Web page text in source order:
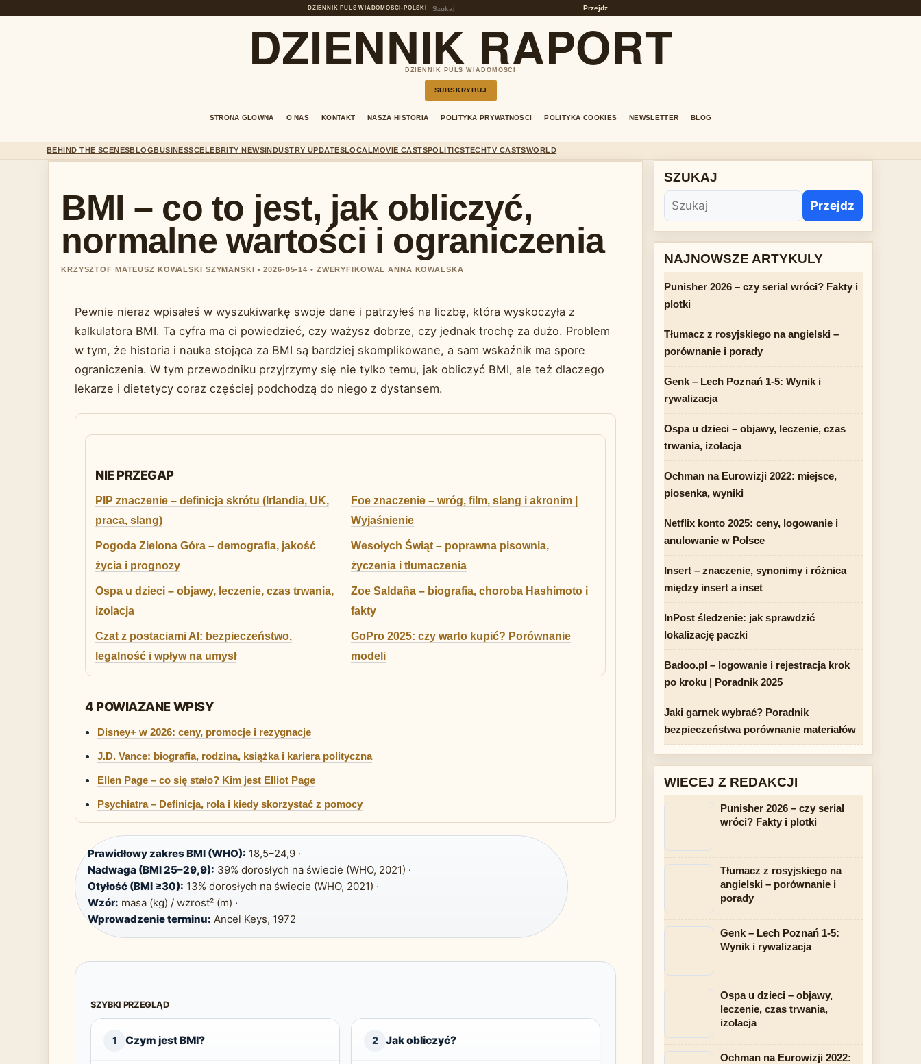
DZIENNIK PULS WIADOMOSCI• POLSKI Przejdz
DZIENNIK RAPORT
DZIENNIK PULS WIADOMOSCI
SUBSKRYBUJ
STRONA GLOWNA O NAS KONTAKT NASZA HISTORIA POLITYKA PRYWATNOSCI POLITYKA COOKIES NEWSLETTER BLOG
BEHIND THE SCENESBLOGBUSINESSCELEBRITY NEWSINDUSTRY UPDATESLOCALMOVIE CASTSPOLITICSTECHTV CASTSWORLD
BMI – co to jest, jak obliczyć,
normalne wartości i ograniczenia
KRZYSZTOF MATEUSZ KOWALSKI SZYMANSKI • 2026-05-14 • ZWERYFIKOWAL ANNA KOWALSKA
Pewnie nieraz wpisałeś w wyszukiwarkę swoje dane i patrzyłeś na liczbę, która wyskoczyła z
kalkulatora BMI. Ta cyfra ma ci powiedzieć, czy ważysz dobrze, czy jednak trochę za dużo. Problem
w tym, że historia i nauka stojąca za BMI są bardziej skomplikowane, a sam wskaźnik ma spore
ograniczenia. W tym przewodniku przyjrzymy się nie tylko temu, jak obliczyć BMI, ale też dlaczego
lekarze i dietetycy coraz częściej podchodzą do niego z dystansem.
NIE PRZEGAP
PIP znaczenie – definicja skrótu (Irlandia, UK,
praca, slang)
Foe znaczenie – wróg, film, slang i akronim |
Wyjaśnienie
Pogoda Zielona Góra – demografia, jakość
życia i prognozy
Wesołych Świąt – poprawna pisownia,
życzenia i tłumaczenia
Ospa u dzieci – objawy, leczenie, czas trwania,
izolacja
Zoe Saldaña – biografia, choroba Hashimoto i
fakty
Czat z postaciami AI: bezpieczeństwo,
legalność i wpływ na umysł
GoPro 2025: czy warto kupić? Porównanie
modeli
4 POWIAZANE WPISY
Disney+ w 2026: ceny, promocje i rezygnacje
J.D. Vance: biografia, rodzina, książka i kariera polityczna
Ellen Page – co się stało? Kim jest Elliot Page
Psychiatra – Definicja, rola i kiedy skorzystać z pomocy
Prawidłowy zakres BMI (WHO): 18,5–24,9 ·
Nadwaga (BMI 25–29,9): 39% dorosłych na świecie (WHO, 2021) ·
Otyłość (BMI ≥30): 13% dorosłych na świecie (WHO, 2021) ·
Wzór: masa (kg) / wzrost² (m) ·
Wprowadzenie terminu: Ancel Keys, 1972
SZYBKI PRZEGLĄD
1 Czym jest BMI? 2 Jak obliczyć?
SZUKAJ
Przejdz
NAJNOWSZE ARTYKULY
Punisher 2026 – czy serial wróci? Fakty i
plotki
Tłumacz z rosyjskiego na angielski –
porównanie i porady
Genk – Lech Poznań 1-5: Wynik i
rywalizacja
Ospa u dzieci – objawy, leczenie, czas
trwania, izolacja
Ochman na Eurowizji 2022: miejsce,
piosenka, wyniki
Netflix konto 2025: ceny, logowanie i
anulowanie w Polsce
Insert – znaczenie, synonimy i różnica
między insert a inset
InPost śledzenie: jak sprawdzić
lokalizację paczki
Badoo.pl – logowanie i rejestracja krok
po kroku | Poradnik 2025
Jaki garnek wybrać? Poradnik
bezpieczeństwa porównanie materiałów
WIECEJ Z REDAKCJI
Punisher 2026 – czy serial
wróci? Fakty i plotki
Tłumacz z rosyjskiego na
angielski – porównanie i
porady
Genk – Lech Poznań 1-5:
Wynik i rywalizacja
Ospa u dzieci – objawy,
leczenie, czas trwania,
izolacja
Ochman na Eurowizji 2022: